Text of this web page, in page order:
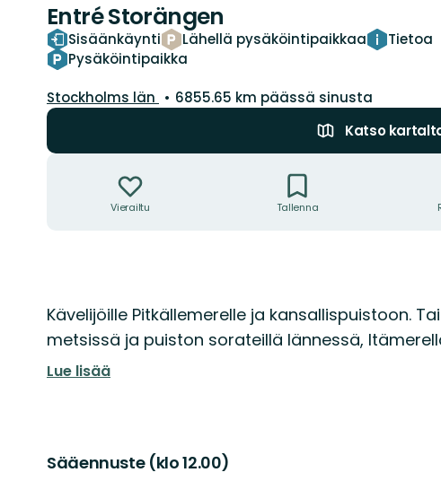
Entré Storängen
Sisäänkäynti Lähellä pysäköintipaikkaa
Tietoa
Pysäköintipaikka
Kunta:
Stockholms län
6855.65 km päässä sinusta
Katso
Vierailtu Tallenna
Kuvaus
Kävelijöille Pitkällemerelle ja kansallispuistoon.
metsissä ja puiston sorateillä lännessä,
Lue lisää
Sääennuste (klo 12.00)